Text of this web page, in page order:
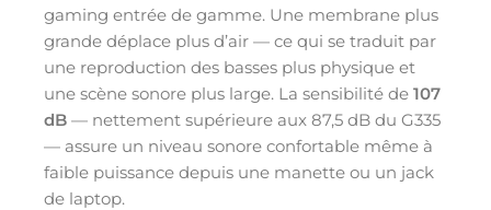
gaming entrée de gamme. Une membrane plus
grande déplace plus d’air — ce qui se traduit par
une reproduction des basses plus physique et
une scène sonore plus large. La sensibilité de 107
dB — nettement supérieure aux 87,5 dB du G335
— assure un niveau sonore confortable même à
faible puissance depuis une manette ou un jack
de laptop.